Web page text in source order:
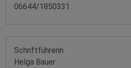
​​​​​​​06644/1850331
Schriftführerin
Helga Bauer